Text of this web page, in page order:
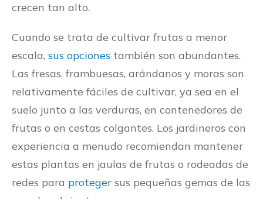
crecen tan alto.
Cuando se trata de cultivar frutas a menor
escala, sus opciones también son abundantes.
Las fresas, frambuesas, arándanos y moras son
relativamente fáciles de cultivar, ya sea en el
suelo junto a las verduras, en contenedores de
frutas o en cestas colgantes. Los jardineros con
experiencia a menudo recomiendan mantener
estas plantas en jaulas de frutas o rodeadas de
redes para proteger sus pequeñas gemas de las